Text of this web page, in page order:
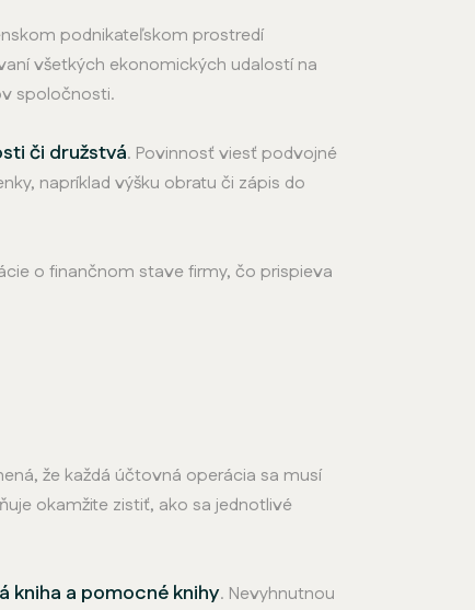
podnikateľskom prostredí
všetkých ekonomických udalostí na
spoločnosti.
či družstvá. Povinnosť viesť podvojné
napríklad výšku obratu či zápis do
o finančnom stave firmy, čo prispieva
že každá účtovná operácia sa musí
okamžite zistiť, ako sa jednotlivé
kniha a pomocné knihy. Nevyhnutnou